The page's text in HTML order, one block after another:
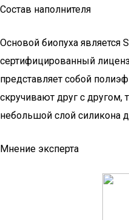
Состав наполнителя
Основой биопуха является
сертифицированный
представляет собой
скручивают друг с другом,
небольшой слой силикона
Мнение эксперта